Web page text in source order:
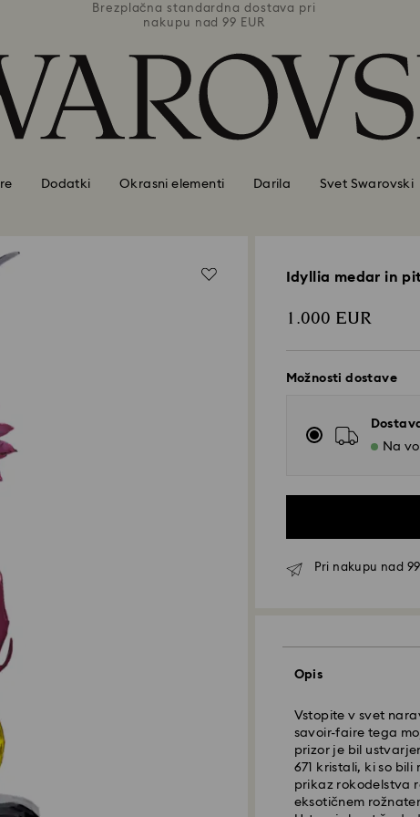
Brezplačna standardna dostava pri
nakupu nad 99 EUR
Dodatki Okrasni elementi Darila Svet Swarovski
Idyllia medar in
1.000 EUR
Možnosti dostave
Na
Pri nakupu nad
Opis
Vstopite v svet
savoir-faire tega
prizor je bil
671 kristali, ki so
prikaz rokodelstva
eksotičnem
Naročila, ki jih
srednjeevropskem
Čas standardne
Strošek standardne